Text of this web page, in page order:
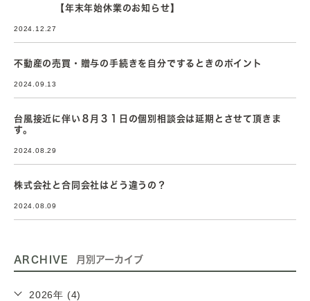
【年末年始休業のお知らせ】
2024.12.27
不動産の売買・贈与の手続きを自分でするときのポイント
2024.09.13
台風接近に伴い８月３１日の個別相談会は延期とさせて頂きま
す。
2024.08.29
株式会社と合同会社はどう違うの？
2024.08.09
ARCHIVE 月別アーカイブ
2026年 (4)